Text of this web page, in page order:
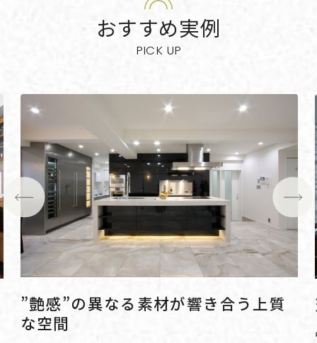
おすすめ実例
PICK UP
”艶感”の異なる素材が響き合う上質
な空間